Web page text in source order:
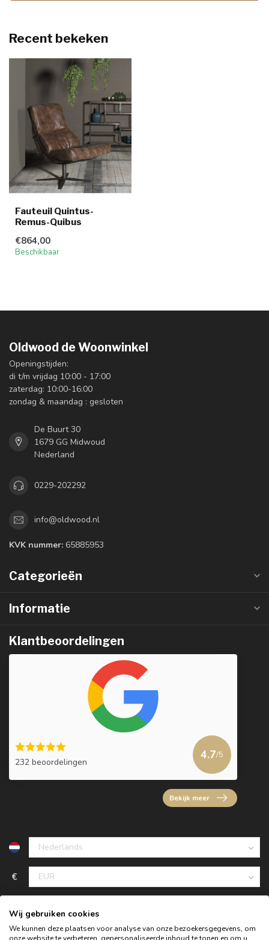
Recent bekeken
Fauteuil Quintus-
Remus-Quibus
€864,00
Beschikbaar
Oldwood de Woonwinkel
Openingstijden:
di t/m vrijdag 10:00 - 17:00
zaterdag: 10:00-16:00
zondag & maandag : gesloten
De Buurt 30
1679 GG Midwoud
Nederland
0229-202292
info@oldwood.nl
KVK nummer: 65885953
Categorieën
Informatie
Klantbeoordelingen
232 beoordelingen
4.7/5
Bekijk meer
€
Wij gebruiken cookies
We kunnen deze plaatsen voor analyse van onze bezoekersgegevens, om